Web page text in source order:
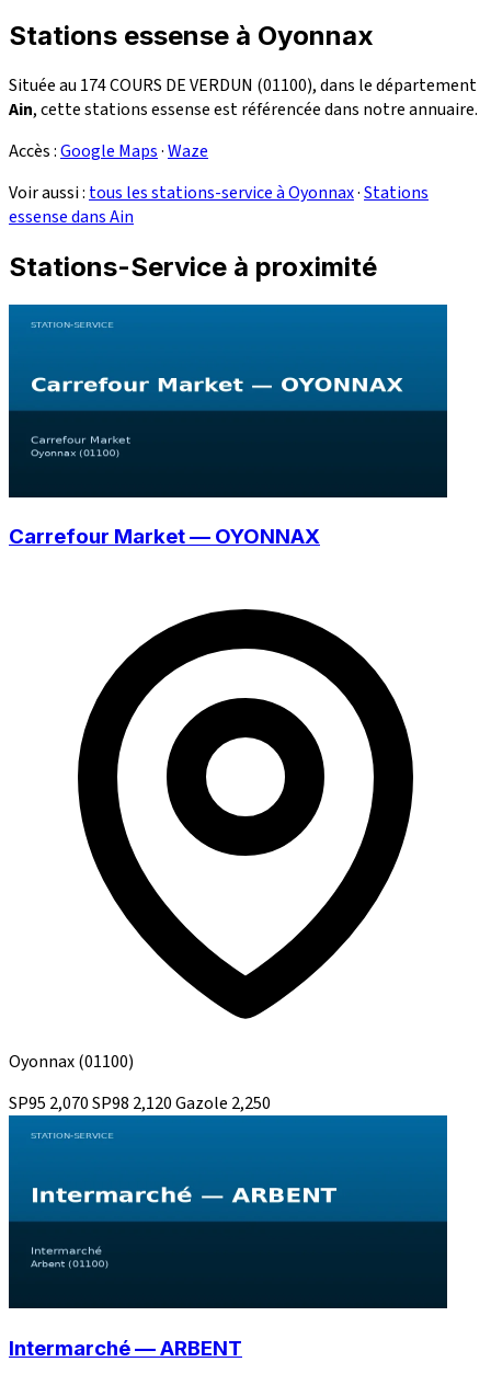
Stations essense à Oyonnax
Située au 174 COURS DE VERDUN (01100), dans le département
Ain, cette stations essense est référencée dans notre annuaire.
Accès :Google Maps·Waze
Voir aussi : tous les stations-service à Oyonnax·Stations
essense dans Ain
Stations-Service à proximité
Carrefour Market — OYONNAX
Oyonnax(01100)
SP95 2,070SP98 2,120Gazole 2,250
Intermarché — ARBENT